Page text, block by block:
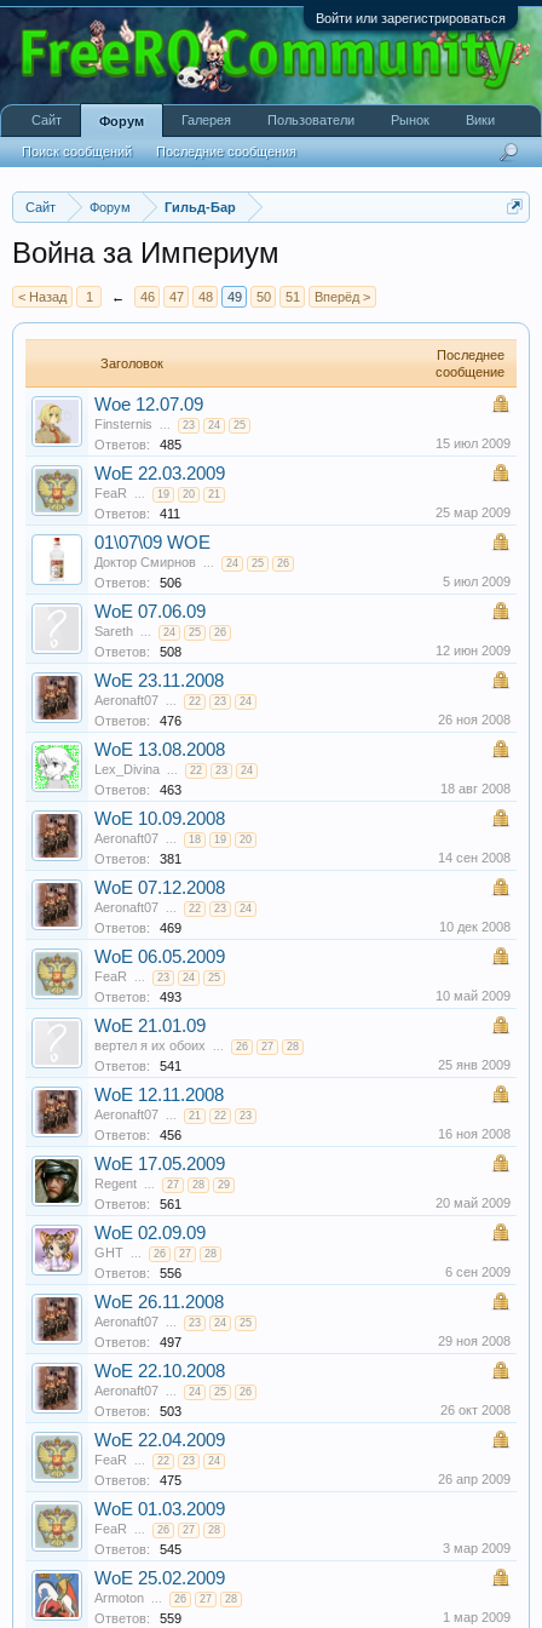
Войти или зарегистрироваться
Сайт Форум Гильд-Бар
Война за Империум
< Назад 1 ← 46 47 48 49 50 51 Вперёд >
Заголовок
Последнее
сообщение
Woe 12.07.09
Finsternis ... 23 24 25
Ответов: 485 15 июл 2009
WoE 22.03.2009
FeaR ... 19 20 21
Ответов: 411 25 мар 2009
01\07\09 WOE
Доктор Смирнов ... 24 25 26
Ответов: 506 5 июл 2009
WoE 07.06.09
Sareth ... 24 25 26
Ответов: 508 12 июн 2009
WoE 23.11.2008
Aeronaft07 ... 22 23 24
Ответов: 476 26 ноя 2008
WoE 13.08.2008
Lex_Divina ... 22 23 24
Ответов: 463 18 авг 2008
WoE 10.09.2008
Aeronaft07 ... 18 19 20
Ответов: 381 14 сен 2008
WoE 07.12.2008
Aeronaft07 ... 22 23 24
Ответов: 469 10 дек 2008
WoE 06.05.2009
FeaR ... 23 24 25
Ответов: 493 10 май 2009
WoE 21.01.09
вертел я их обоих ... 26 27 28
Ответов: 541 25 янв 2009
WoE 12.11.2008
Aeronaft07 ... 21 22 23
Ответов: 456 16 ноя 2008
WoE 17.05.2009
Regent ... 27 28 29
Ответов: 561 20 май 2009
WoE 02.09.09
GHT ... 26 27 28
Ответов: 556 6 сен 2009
WoE 26.11.2008
Aeronaft07 ... 23 24 25
Ответов: 497 29 ноя 2008
WoE 22.10.2008
Aeronaft07 ... 24 25 26
Ответов: 503 26 окт 2008
WoE 22.04.2009
FeaR ... 22 23 24
Ответов: 475 26 апр 2009
WoE 01.03.2009
FeaR ... 26 27 28
Ответов: 545 3 мар 2009
WoE 25.02.2009
Armoton ... 26 27 28
Ответов: 559 1 мар 2009
Сайт Форум
Поиск сообщений Последние сообщения
Галерея Пользователи Рынок Вики